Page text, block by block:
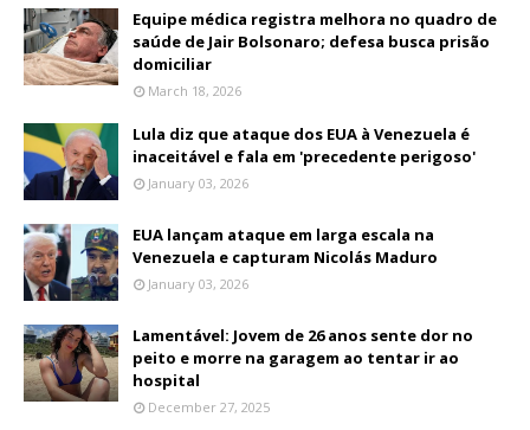
Equipe médica registra melhora no quadro de
saúde de Jair Bolsonaro; defesa busca prisão
domiciliar
March 18, 2026
Lula diz que ataque dos EUA à Venezuela é
inaceitável e fala em 'precedente perigoso'
January 03, 2026
EUA lançam ataque em larga escala na
Venezuela e capturam Nicolás Maduro
January 03, 2026
Lamentável: Jovem de 26 anos sente dor no
peito e morre na garagem ao tentar ir ao
hospital
December 27, 2025